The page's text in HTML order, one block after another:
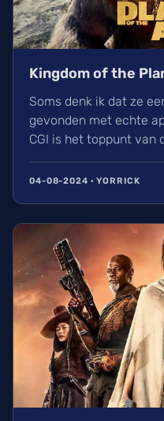
Kingdom of the
Soms denk ik dat ze
gevonden met echte
CGI is het toppunt van
met de
boeiend verhaal meer
04-08-2024 · YORRICK